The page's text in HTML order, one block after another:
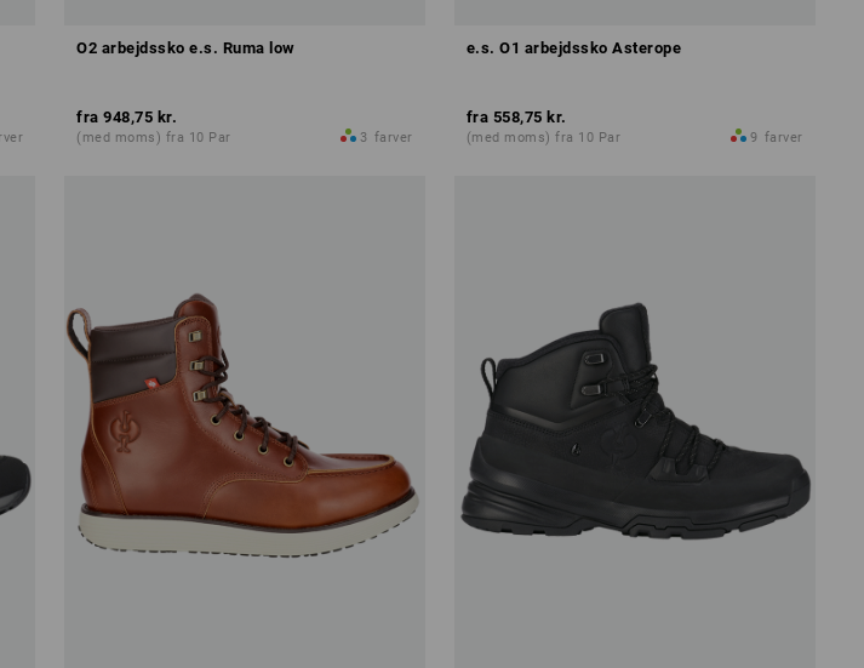
O2 arbejdssko e.s. Ruma low
fra 948,75 kr.
(med moms) fra 10 Par 3 farver
e.s. O1 arbejdssko Asterope
fra 558,75 kr.
(med moms) fra 10 Par 9 farver